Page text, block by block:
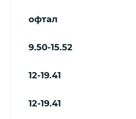
офтал
9.50-15.52
12-19.41
12-19.41